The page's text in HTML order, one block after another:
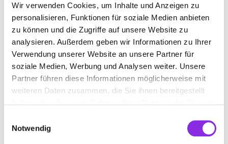
Wir verwenden Cookies, um Inhalte und Anzeigen zu
personalisieren, Funktionen für soziale Medien anbieten
zu können und die Zugriffe auf unsere Website zu
analysieren. Außerdem geben wir Informationen zu Ihrer
Verwendung unserer Website an unsere Partner für
soziale Medien, Werbung und Analysen weiter. Unsere
Partner führen diese Informationen möglicherweise mit
weiteren Daten zusammen, die Sie ihnen bereitgestellt
Notwendig
www.beautyandsoul.info
Bisseser Straße 52